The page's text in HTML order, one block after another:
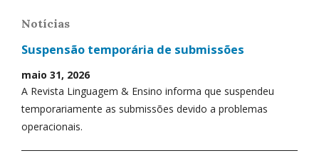
Notícias
Suspensão temporária de submissões
maio 31, 2026
A Revista Linguagem & Ensino informa que suspendeu
temporariamente as submissões devido a problemas
operacionais.